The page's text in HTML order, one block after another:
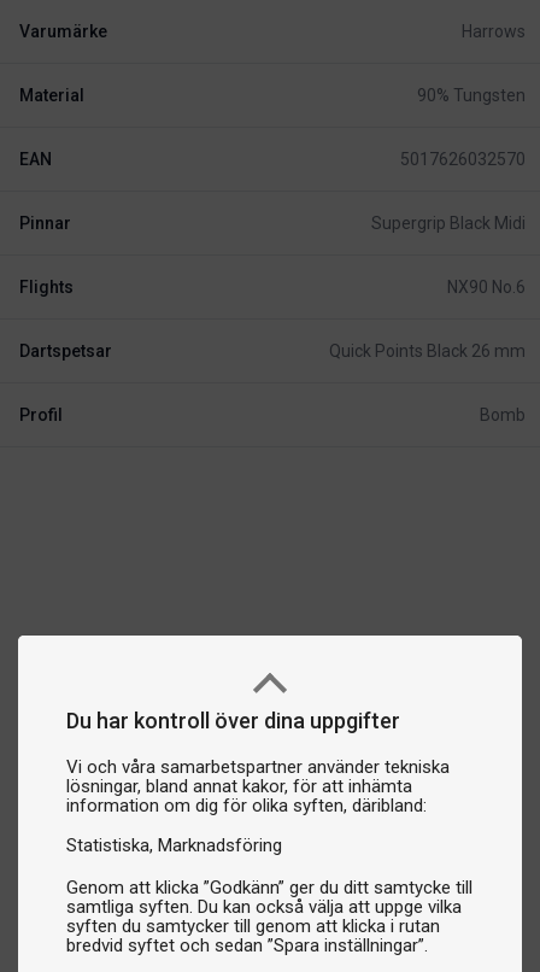
Du har kontroll över dina uppgifter
Vi och våra samarbetspartner använder tekniska
lösningar, bland annat kakor, för att inhämta
information om dig för olika syften, däribland:
Statistiska Marknadsföring
Genom att klicka ”Godkänn” ger du ditt samtycke till
samtliga syften. Du kan också välja att uppge vilka
syften du samtycker till genom att klicka i rutan
bredvid syftet och sedan ”Spara inställningar”.
Varumärke Harrows
Material 90% Tungsten
EAN 5017626032570
Pinnar Supergrip Black Midi
Flights NX90 No.6
Dartspetsar Quick Points Black 26 mm
Profil Bomb